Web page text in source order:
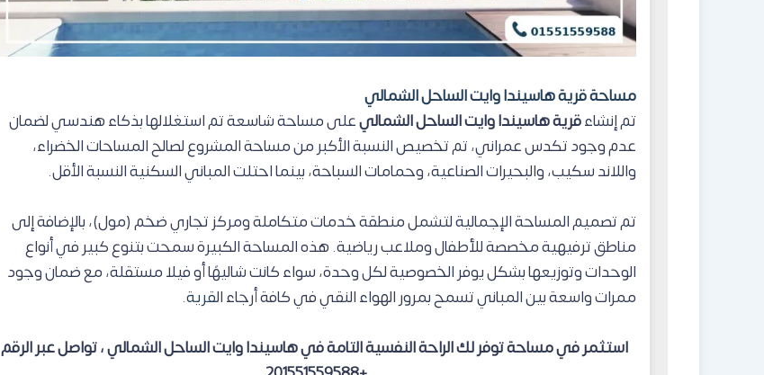
مساحة قرية هاسيندا وايت الساحل الشمالي
تم إنشاءقرية هاسيندا وايت الساحل الشماليعلى مساحة شاسعة تم استغلالها بذكاء هندسي لضمان
عدم وجود تكدس عمراني، تم تخصيص النسبة الأكبر من مساحة المشروع لصالح المساحات الخضراء،
واللاند سكيب، والبحيرات الصناعية، وحمامات السباحة، بينما احتلت المباني السكنية النسبة الأقل.
تم تصميم المساحة الإجمالية لتشمل منطقة خدمات متكاملة ومركز تجاري ضخم (مول)، بالإضافة إلى
مناطق ترفيهية مخصصة للأطفال وملاعب رياضية. هذه المساحة الكبيرة سمحت بتنوع كبير في أنواع
الوحدات وتوزيعها بشكل يوفر الخصوصية لكل وحدة، سواء كانت شاليهًا أو فيلا مستقلة، مع ضمان وجود
ممرات واسعة بين المباني تسمح بمرور الهواء النقي في كافة أرجاء القرية.
استثمر في مساحة توفر لك الراحة النفسية التامة في هاسيندا وايت الساحل الشمالي، تواصل عبر الرقم